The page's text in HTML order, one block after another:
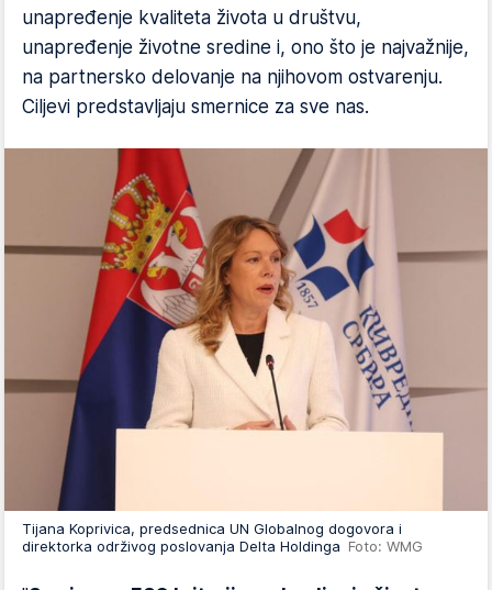
unapređenje kvaliteta života u društvu,
unapređenje životne sredine i, ono što je najvažnije,
na partnersko delovanje na njihovom ostvarenju.
Ciljevi predstavljaju smernice za sve nas.
Tijana Koprivica, predsednica UN Globalnog dogovora i
direktorka održivog poslovanja Delta Holdinga Foto: WMG